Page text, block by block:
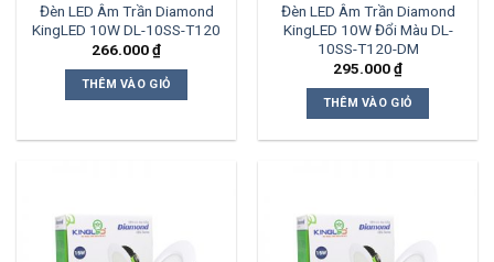
Đèn LED Âm Trần Diamond
KingLED 10W DL-10SS-T120
266.000₫
THÊM VÀO GIỎ
Đèn LED Âm Trần Diamond
KingLED 10W Đổi Màu DL-
10SS-T120-DM
295.000₫
THÊM VÀO GIỎ